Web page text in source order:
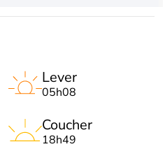
Lever
05h08
Coucher
18h49